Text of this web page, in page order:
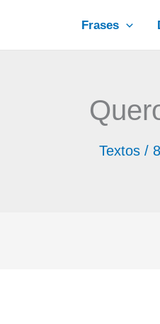
Frases
Textos/